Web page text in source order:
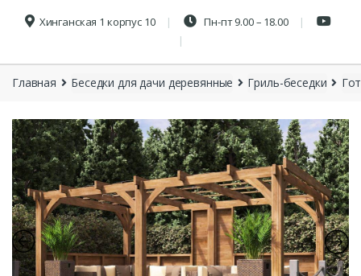
Хинганская 1 корпус 10 Пн-пт 9.00 – 18.00
Главная Беседки для дачи деревянные Гриль-беседки